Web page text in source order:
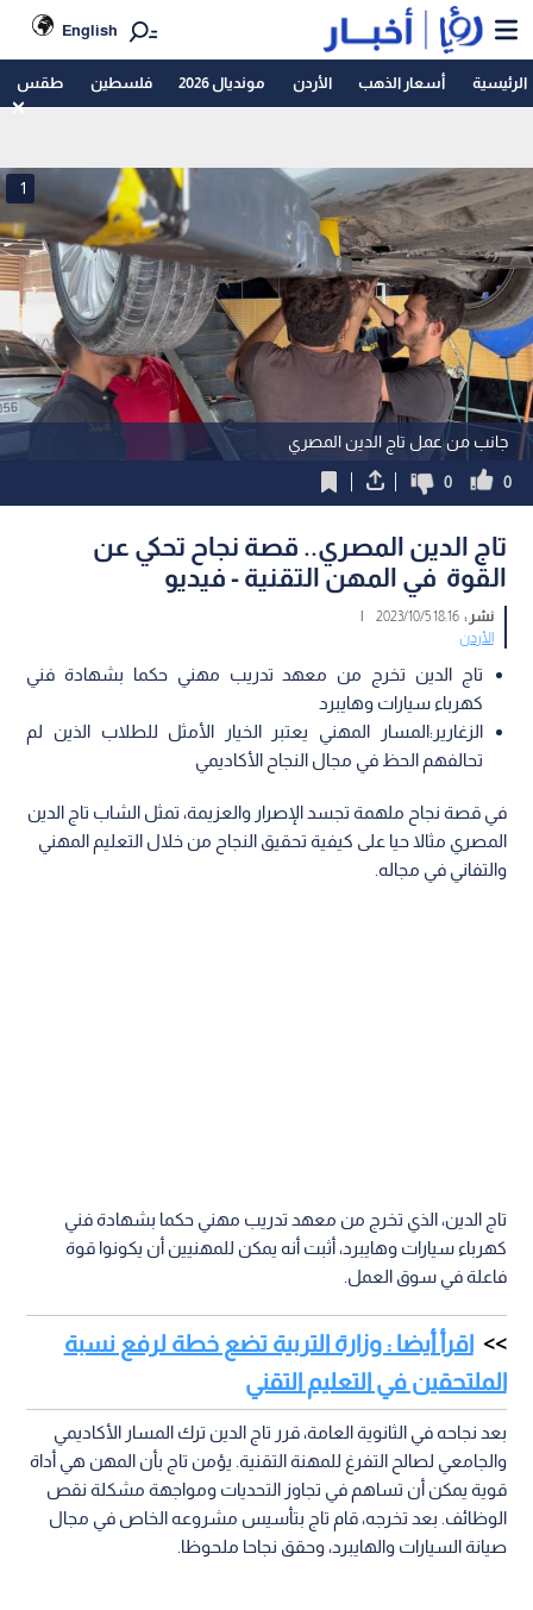
English
الرئيسية أسعار الذهب الأردن مونديال 2026 فلسطين طقس
جانب من عمل تاج الدين المصري
1
0
0
تاج الدين المصري.. قصة نجاح تحكي عن
القوة في المهن التقنية - فيديو
نشر :18:16 2023/10/5
|
الأردن
تاج الدين تخرج من معهد تدريب مهني حكما بشهادة فني
كهرباء سيارات وهايبرد
الزغارير:المسار المهني يعتبر الخيار الأمثل للطلاب الذين لم
تحالفهم الحظ في مجال النجاح الأكاديمي
في قصة نجاح ملهمة تجسد الإصرار والعزيمة، تمثل الشاب تاج الدين
المصري مثالا حيا على كيفية تحقيق النجاح من خلال التعليم المهني
والتفاني في مجاله.
تاج الدين، الذي تخرج من معهد تدريب مهني حكما بشهادة فني
كهرباء سيارات وهايبرد، أثبت أنه يمكن للمهنيين أن يكونوا قوة
فاعلة في سوق العمل.
اقرأ أيضا : وزارة التربية تضع خطة لرفع نسبة
الملتحقين في التعليم التقني
بعد نجاحه في الثانوية العامة، قرر تاج الدين ترك المسار الأكاديمي
والجامعي لصالح التفرغ للمهنة التقنية. يؤمن تاج بأن المهن هي أداة
قوية يمكن أن تساهم في تجاوز التحديات ومواجهة مشكلة نقص
الوظائف. بعد تخرجه، قام تاج بتأسيس مشروعه الخاص في مجال
صيانة السيارات والهايبرد، وحقق نجاحا ملحوظا.